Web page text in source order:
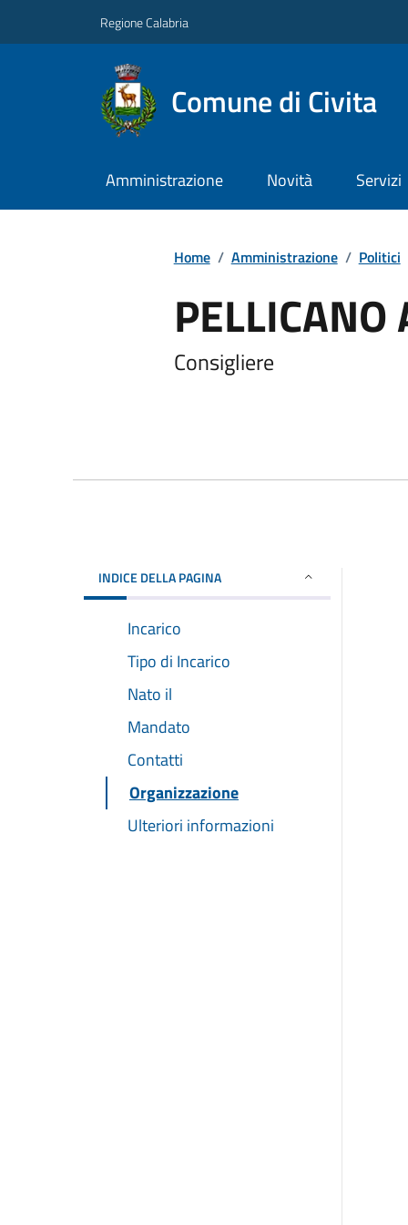
Regione Calabria
Comune di Civita
Amministrazione Novità Servizi
Home / Amministrazione / Politici
Consigliere
INDICE DELLA PAGINA
Incarico
Tipo di Incarico
Nato il
Mandato
Contatti
Organizzazione
Ulteriori informazioni